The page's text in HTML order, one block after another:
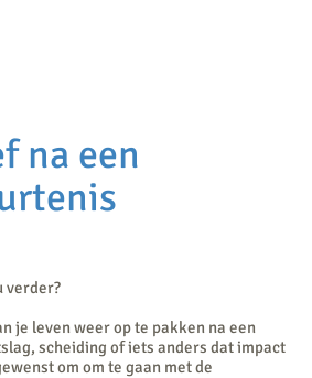
na een
verder?
je leven weer op te pakken na een
scheiding of iets anders dat impact
om om te gaan met de